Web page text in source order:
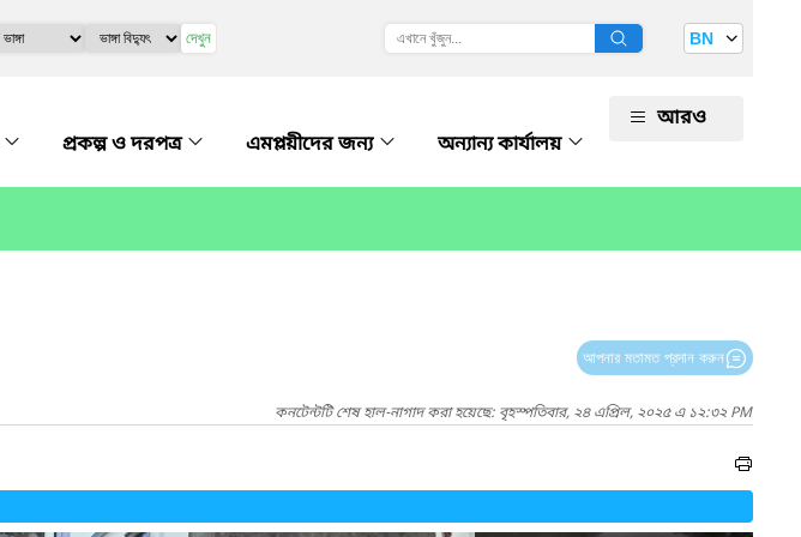
দেখুন BN
প্রকল্প ও দরপত্র এমপ্লয়ীদের জন্য অন্যান্য কার্যালয়
আরও
আপনার মতামত প্রদান করুন
কনটেন্টটি শেষ হাল-নাগাদ করা হয়েছে: বৃহস্পতিবার, ২৪ এপ্রিল, ২০২৫ এ ১২:৩২ PM